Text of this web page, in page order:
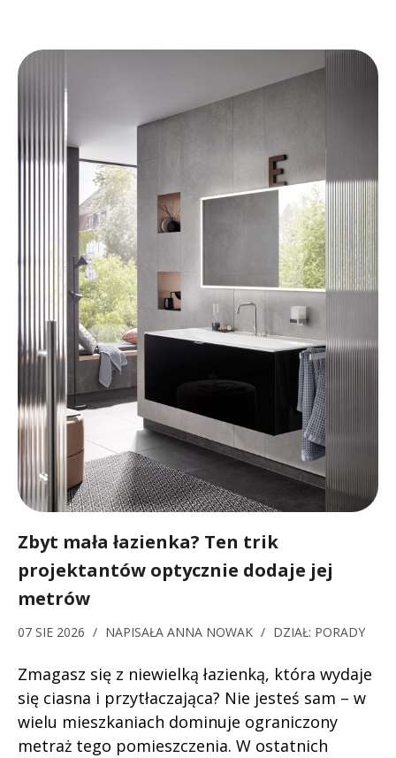
Zbyt mała łazienka? Ten trik
projektantów optycznie dodaje jej
metrów
07 SIE 2026 / NAPISAŁA ANNA NOWAK / DZIAŁ: PORADY
Zmagasz się z niewielką łazienką, która wydaje
się ciasna i przytłaczająca? Nie jesteś sam – w
wielu mieszkaniach dominuje ograniczony
metraż tego pomieszczenia. W ostatnich